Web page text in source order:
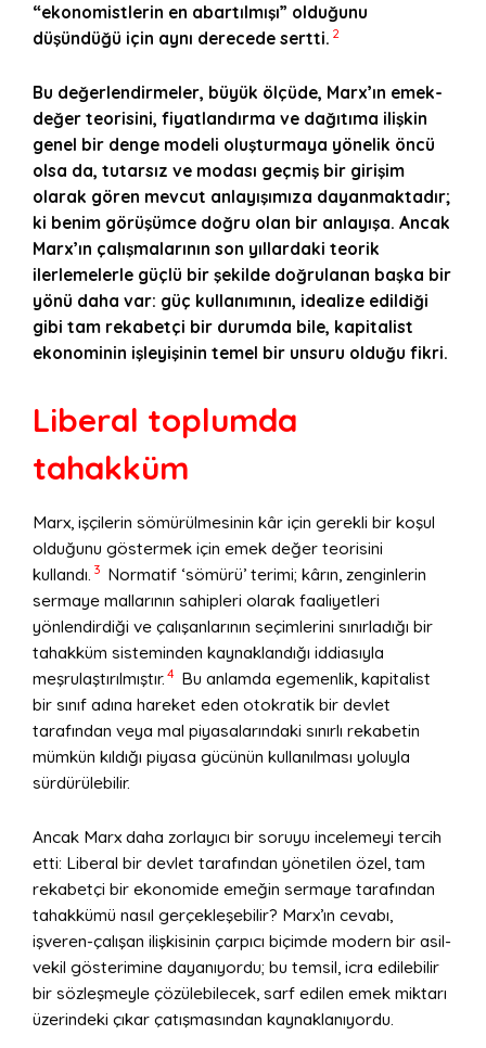
“ekonomistlerin en abartılmışı” olduğunu
düşündüğü için aynı derecede sertti. 2
Bu değerlendirmeler, büyük ölçüde, Marx’ın emek-
değer teorisini, fiyatlandırma ve dağıtıma ilişkin
genel bir denge modeli oluşturmaya yönelik öncü
olsa da, tutarsız ve modası geçmiş bir girişim
olarak gören mevcut anlayışımıza dayanmaktadır;
ki benim görüşümce doğru olan bir anlayışa. Ancak
Marx’ın çalışmalarının son yıllardaki teorik
ilerlemelerle güçlü bir şekilde doğrulanan başka bir
yönü daha var: güç kullanımının, idealize edildiği
gibi tam rekabetçi bir durumda bile, kapitalist
ekonominin işleyişinin temel bir unsuru olduğu fikri.
Liberal toplumda
tahakküm
Marx, işçilerin sömürülmesinin kâr için gerekli bir koşul
olduğunu göstermek için emek değer teorisini
kullandı. 3 Normatif ‘sömürü’ terimi; kârın, zenginlerin
sermaye mallarının sahipleri olarak faaliyetleri
yönlendirdiği ve çalışanlarının seçimlerini sınırladığı bir
tahakküm sisteminden kaynaklandığı iddiasıyla
meşrulaştırılmıştır. 4 Bu anlamda egemenlik, kapitalist
bir sınıf adına hareket eden otokratik bir devlet
tarafından veya mal piyasalarındaki sınırlı rekabetin
mümkün kıldığı piyasa gücünün kullanılması yoluyla
sürdürülebilir.
Ancak Marx daha zorlayıcı bir soruyu incelemeyi tercih
etti: Liberal bir devlet tarafından yönetilen özel, tam
rekabetçi bir ekonomide emeğin sermaye tarafından
tahakkümü nasıl gerçekleşebilir? Marx’ın cevabı,
işveren-çalışan ilişkisinin çarpıcı biçimde modern bir asil-
vekil gösterimine dayanıyordu; bu temsil, icra edilebilir
bir sözleşmeyle çözülebilecek, sarf edilen emek miktarı
üzerindeki çıkar çatışmasından kaynaklanıyordu.